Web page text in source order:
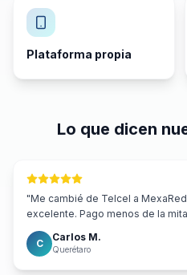
Plataforma propia
Lo que dicen
"Me cambié de Telcel a
excelente. Pago menos de la
C Carlos M.
Querétaro